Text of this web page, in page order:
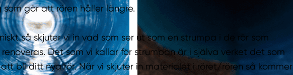
som gör att rören håller längre.
så skjuter vi in vad som ser ut som en strumpa i de rör som
Det som vi kallar för strumpan är i själva verket det som
bli ditt nya rör. När vi skjuter in materialet i röret/rören så kommer